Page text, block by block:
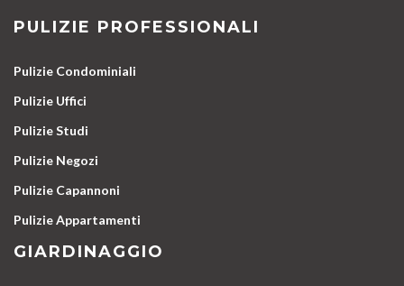
PULIZIE PROFESSIONALI
Pulizie Condominiali
Pulizie Uffici
Pulizie Studi
Pulizie Negozi
Pulizie Capannoni
Pulizie Appartamenti
GIARDINAGGIO